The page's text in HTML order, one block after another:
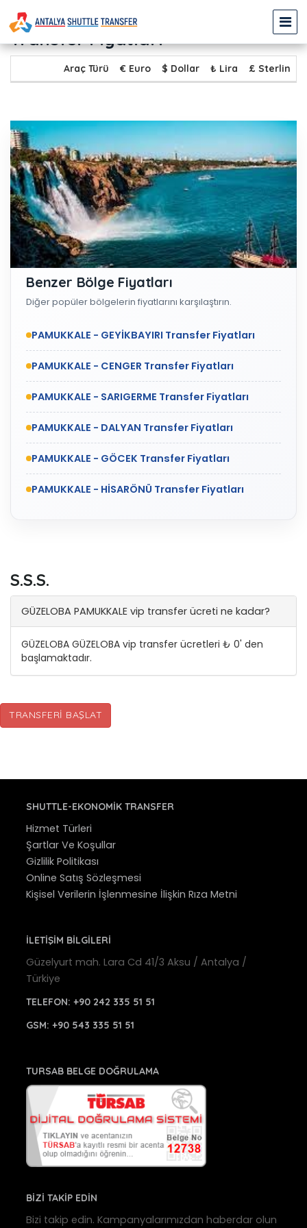
PAMUKKALE - GÜZELOBA
Transfer Fiyatları
Araç Türü € Euro $ Dollar ₺ Lira £ Sterlin
Benzer Bölge Fiyatları
Diğer popüler bölgelerin fiyatlarını karşılaştırın.
PAMUKKALE - GEYİKBAYIRI Transfer Fiyatları
PAMUKKALE - CENGER Transfer Fiyatları
PAMUKKALE - SARIGERME Transfer Fiyatları
PAMUKKALE - DALYAN Transfer Fiyatları
PAMUKKALE - GÖCEK Transfer Fiyatları
PAMUKKALE - HİSARÖNÜ Transfer Fiyatları
S.S.S.
GÜZELOBA PAMUKKALE vip transfer ücreti ne kadar?
GÜZELOBA GÜZELOBA vip transfer ücretleri ₺ 0' den
başlamaktadır.
TRANSFERI BAŞLAT
SHUTTLE-EKONOMIK TRANSFER
Hizmet Türleri
Şartlar Ve Koşullar
Gizlilik Politikası
Online Satış Sözleşmesi
Kişisel Verilerin İşlenmesine İlişkin Rıza Metni
İLETİŞİM BİLGİLERİ
Güzelyurt mah. Lara Cd 41/3 Aksu / Antalya /
Türkiye
TELEFON: +90 242 335 51 51
GSM: +90 543 335 51 51
TURSAB BELGE DOĞRULAMA
BİZİ TAKİP EDİN
Bizi takip edin. Kampanyalarımızdan haberdar olun